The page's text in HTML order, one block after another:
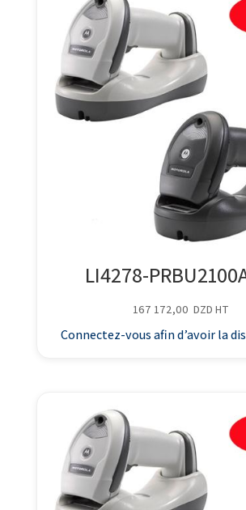
LI4278-
167 172,00 DZD HT
Connectez-vous afin d’avoir la